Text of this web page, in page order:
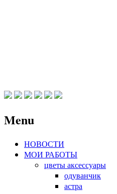
Menu
Skip НОВОСТИ
МОИ РАБОТЫ
цветы аксессуары
одуванчик
астра